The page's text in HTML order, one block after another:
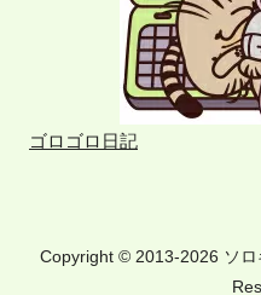
ゴロゴロ日記
Copyright © 2013-2026 ソ